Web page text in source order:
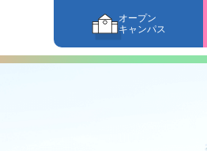
オープン
キャンパス